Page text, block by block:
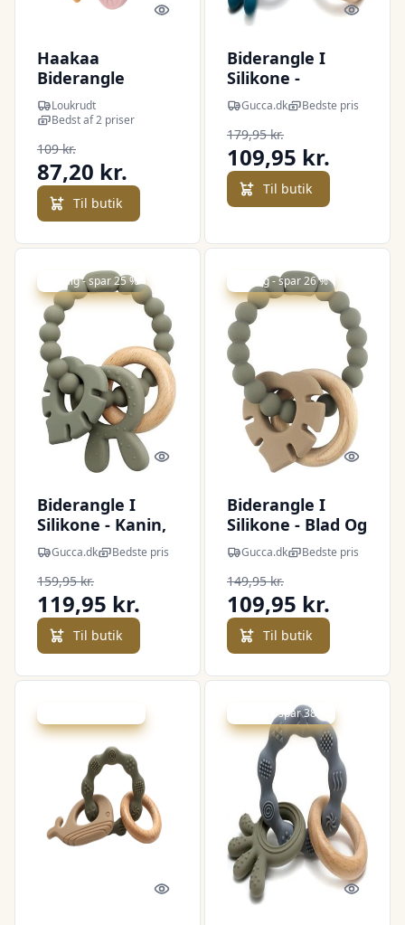
Quick look
Haakaa
Biderangle
Loukrudt
Bedst af 2 priser
109 kr.
87,20 kr.
Til butik
Quick
Biderangle I
Silikone -
Blæksprutte Og
Træ Bideringe -
Blå - Magni
Gucca.dk Bedste pris
179,95 kr.
109,95 kr.
Til butik
Udsalg - spar 25 %
Quick look
Biderangle I
Silikone - Kanin,
Blad Og Træ
Bideringe - Grøn
- Magni
Gucca.dk Bedste pris
159,95 kr.
119,95 kr.
Til butik
Udsalg - spar 26 %
Quick
Biderangle I
Silikone - Blad Og
Træ Bideringe -
Grøn - Magni
Gucca.dk Bedste pris
149,95 kr.
109,95 kr.
Til butik
Quick look
Udsalg - spar 38 %
Quick